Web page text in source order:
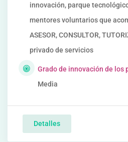
innovación, parque
mentores voluntarios que
ASESOR, CONSULTOR,
privado de servicios
Grado de innovación de los
Media
Detalles